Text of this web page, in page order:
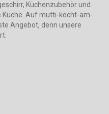
Küchenzubehör und
Küche. Auf mutti-kocht-am-
Angebot, denn unsere